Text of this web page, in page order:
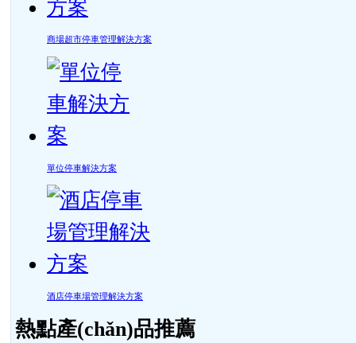
商場超市停車管理解決方案
單位停車解決方案
酒店停車場管理解決方案
熱點產(chǎn)品推薦